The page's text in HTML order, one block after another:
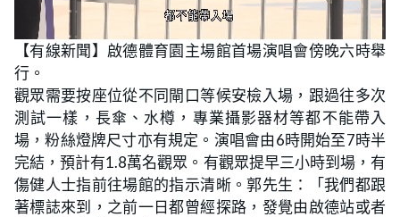
n
m
o
a
d
:
3
5
5
3
%
【有線新聞】啟德體育園主場館首場演唱會傍晚六時舉
行。
觀眾需要按座位從不同閘口等候安檢入場，跟過往多次
測試一樣，長傘、水樽，專業攝影器材等都不能帶入
場，粉絲燈牌尺寸亦有規定。演唱會由6時開始至7時半
完結，預計有1.8萬名觀眾。有觀眾提早三小時到場，有
傷健人士指前往場館的指示清晰。郭先生：「我們都跟
著標誌來到，之前一日都曾經探路，發覺由啟德站或者